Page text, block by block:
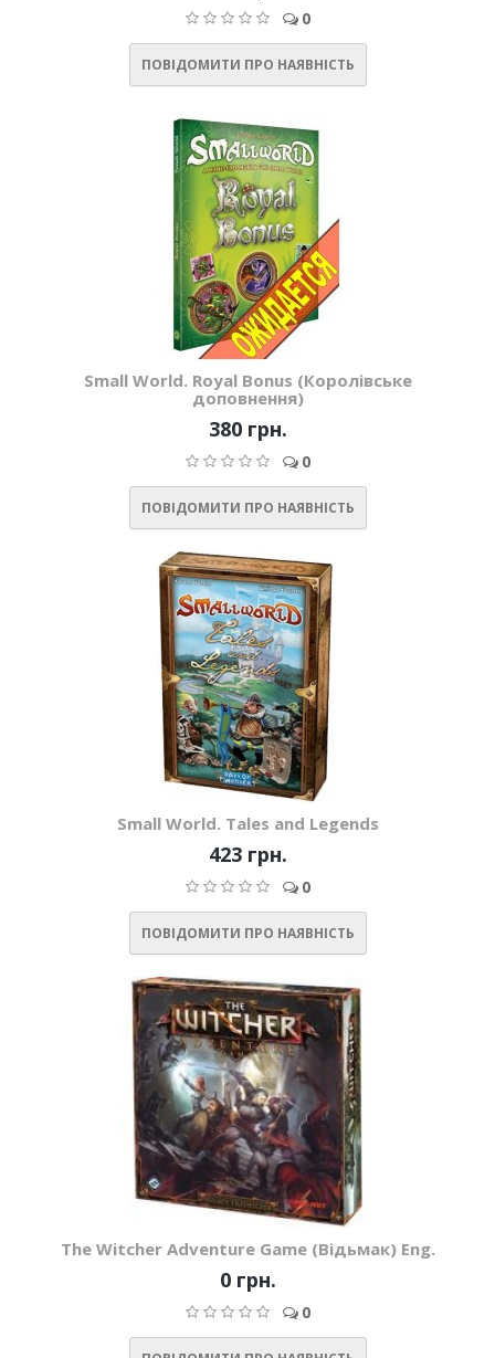
0
ПОВІДОМИТИ ПРО НАЯВНІСТЬ
Small World. Royal Bonus (Королівське
доповнення)
380 грн.
0
ПОВІДОМИТИ ПРО НАЯВНІСТЬ
Small World. Tales and Legends
423 грн.
0
ПОВІДОМИТИ ПРО НАЯВНІСТЬ
The Witcher Adventure Game (Відьмак) Eng.
0 грн.
0